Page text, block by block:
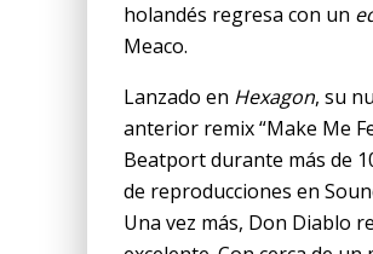
holandés regresa con un
Meaco.
Lanzado en Hexagon, su
anterior remix “Make Me
Beatport durante más de
de reproducciones en
Una vez más, Don Diablo